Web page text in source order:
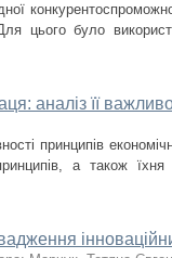
цього було
аналіз її
принципів
а також їхня